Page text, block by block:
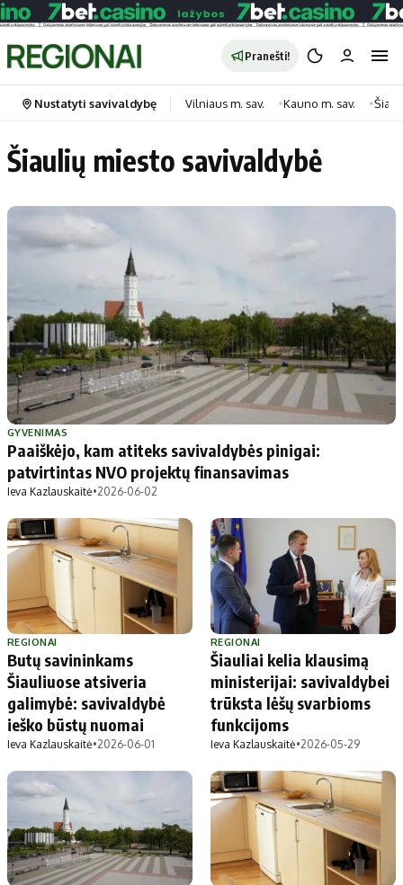
Pranešti!
Portalas
Pradinis puslapis
Savivaldybės
Lietuva
Pasaulis
Politika
Patarimai
Dirbtinis intelektas
Gineso rekordai
Kategorijos
Transportas
Horoskopai
Maistas
Sveikata
Technologijos
Indėlių palūkanos
Ekonomikos naujienos
Didžiosios savivaldybės
Vilniaus miesto
Kauno miesto
Klaipėdos miesto
Panevėžio miesto
Šiaulių miesto
Alytaus miesto
Marijampolės
Kitos savivaldybės
Druskininkų
Utenos rajono
Jonavos rajono
Vilkaviškio rajono
Tauragės rajono
Palangos miesto
Prienų rajono
Redakcija
Apie mus
Autoriai
Kontaktai
Nustatyti savivaldybę Vilniaus m. sav. Kauno m. sav.
Šiaulių miesto savivaldybė
GYVENIMAS
Paaiškėjo, kam atiteks savivaldybės pinigai:
patvirtintas NVO projektų finansavimas
Ieva Kazlauskaitė•2026-06-02
REGIONAI
Butų savininkams
Šiauliuose atsiveria
galimybė: savivaldybė
ieško būstų nuomai
Ieva Kazlauskaitė•2026-06-01
REGIONAI
Šiauliai kelia klausimą
ministerijai: savivaldybei
trūksta lėšų svarbioms
funkcijoms
Ieva Kazlauskaitė•2026-05-29